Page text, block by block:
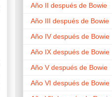
Año II después de Bowie
Año III después de Bowie
Año IV después de Bowie
Año IX después de Bowie
Año V después de Bowie
Año VI después de Bowie